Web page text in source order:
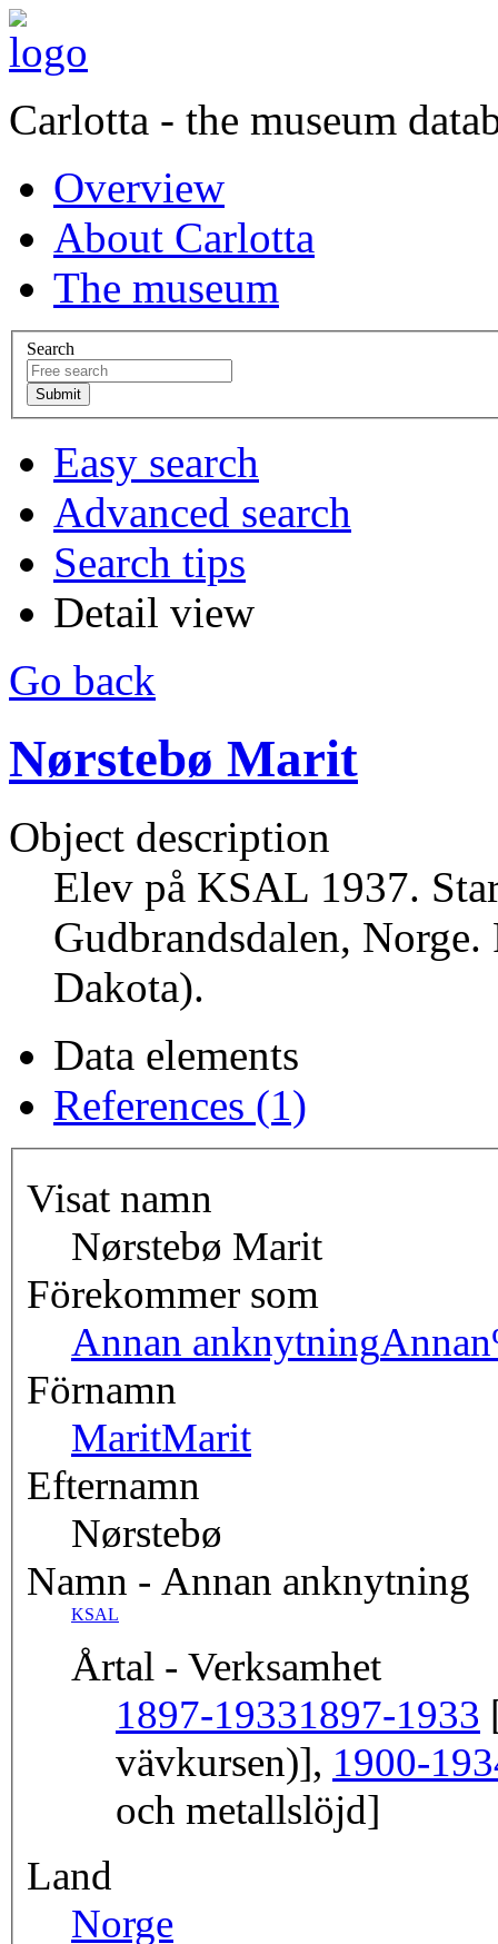
Carlotta - the museum
Overview
About Carlotta
The museum
Search
Easy search
Advanced search
Search tips
Detail view
Go back
Nørstebø Marit
Object description
Elev på KSAL 1937.
Gudbrandsdalen,
Dakota).
Data elements
References (1)
Visat namn
Nørstebø Marit
Förekommer som
Annan anknytning
Förnamn
MaritMarit
Efternamn
Nørstebø
Namn - Annan anknytning
KSAL
Årtal - Verksamhet
1897-19331897-1933
vävkursen)], 1900-
och metallslöjd]
Land
Norge